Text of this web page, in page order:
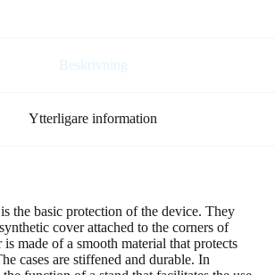
Beskrivning
Ytterligare information
the basic protection of the device. They
cover attached to the corners of
made of a smooth material that protects
cases are stiffened and durable. In